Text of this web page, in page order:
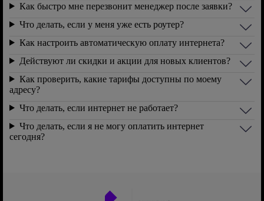
Как быстро мне перезвонит менеджер после заявки?
Что делать, если у меня уже есть роутер?
Как настроить автоматическую оплату интернета?
Действуют ли скидки и акции для новых клиентов?
Как проверить, какие тарифы доступны по моему
адресу?
Что делать, если интернет не работает?
Что делать, если я не могу оплатить интернет
сегодня?